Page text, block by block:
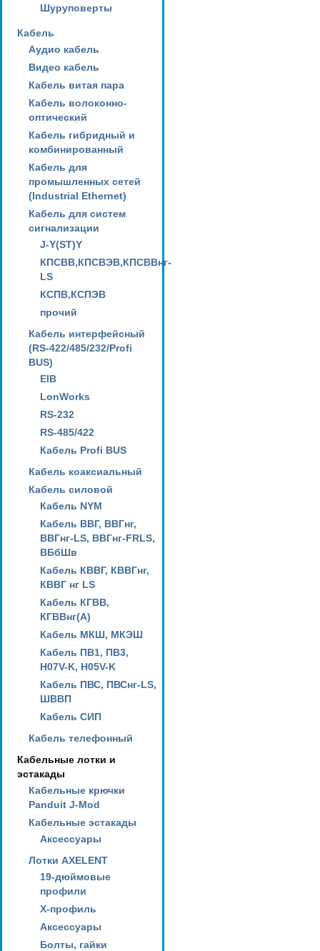
Шуруповерты
Кабель
Аудио кабель
Видео кабель
Кабель витая пара
Кабель волоконно-
оптический
Кабель гибридный и
комбинированный
Кабель для
промышленных сетей
(Industrial Ethernet)
Кабель для систем
сигнализации
J-Y(ST)Y
КПСВВ,КПСВЭВ,КПСВВнг-
LS
КСПВ,КСПЭВ
прочий
Кабель интерфейсный
(RS-422/485/232/Profi
BUS)
EIB
LonWorks
RS-232
RS-485/422
Кабель Profi BUS
Кабель коаксиальный
Кабель силовой
Кабель NYM
Кабель ВВГ, ВВГнг,
ВВГнг-LS, ВВГнг-FRLS,
ВБбШв
Кабель КВВГ, КВВГнг,
КВВГ нг LS
Кабель КГВВ,
КГВВнг(А)
Кабель МКШ, МКЭШ
Кабель ПВ1, ПВ3,
H07V-K, H05V-K
Кабель ПВС, ПВСнг-LS,
ШВВП
Кабель СИП
Кабель телефонный
Кабельные лотки и
эстакады
Кабельные крючки
Panduit J-Mod
Кабельные эстакады
Аксессуары
Лотки AXELENT
19-дюймовые
профили
X-профиль
Аксессуары
Болты, гайки